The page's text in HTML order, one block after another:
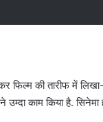
फिल्म की तारीफ में
उम्दा काम किया है.